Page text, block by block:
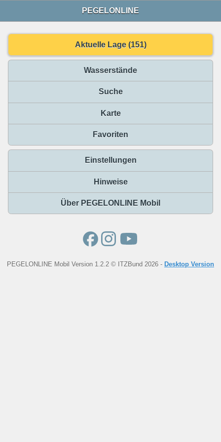
PEGELONLINE
Aktuelle Lage (151)
Wasserstände
Suche
Karte
Favoriten
Einstellungen
Hinweise
Über PEGELONLINE Mobil
PEGELONLINE Mobil Version 1.2.2 © ITZBund 2026 - Desktop Version